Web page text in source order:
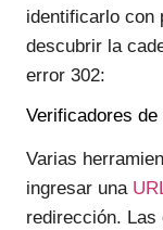
identificarlo con
descubrir la
error 302:
Verificadores
Varias
ingresar una
redirección. Las